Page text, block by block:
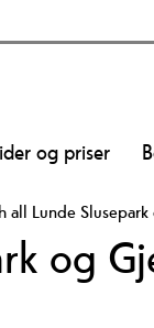
og priser
all Lunde
og